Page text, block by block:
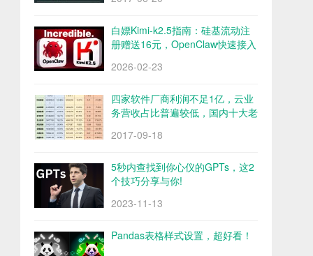
白嫖Kimi-k2.5指南：硅基流动注
册赠送16元，OpenClaw快速接入
2026-02-23
四家软件厂商利润不足1亿，云业
务营收占比普遍较低，国内十大老
2017-09-18
5秒内查找到你心仪的GPTs，这2
个技巧分享与你!
2023-11-13
Pandas表格样式设置，超好看！